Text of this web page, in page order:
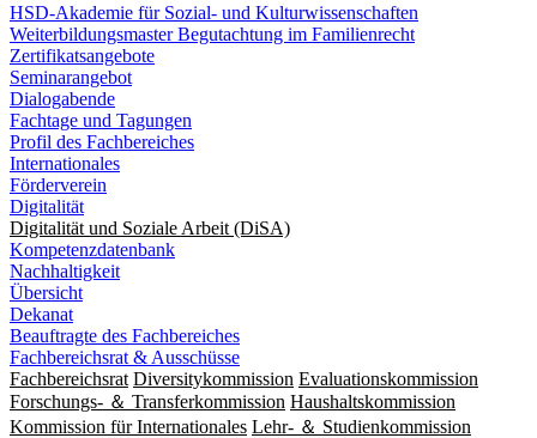
HSD-Akademie für Sozial- und Kulturwissenschaften
Weiterbildungsmaster Begutachtung im Familienrecht
Zertifikatsangebote
Seminarangebot
Dialogabende
Fachtage und Tagungen
Profil des Fachbereiches
Internationales
Förderverein
Digitalität
Digitalität und Soziale Arbeit (DiSA)
Kompetenzdatenbank
Nachhaltigkeit
Übersicht
Dekanat
Beauftragte des Fachbereiches
Fachbereichsrat & Ausschüsse
Fachbereichsrat Diversitykommission Evaluationskommission
Forschungs- ＆ Transferkommission Haushaltskommission
Kommission für Internationales Lehr- ＆ Studienkommission